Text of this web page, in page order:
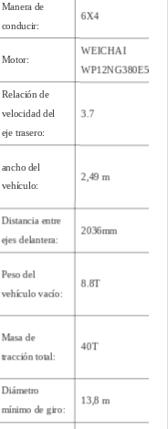
Manera de
conducir:
6X4
Motor:
WEICHAI
WP12NG380E50
Relación de
velocidad del
eje trasero:
3.7
ancho del
vehículo:
2,49 m
Distancia entre
ejes delantera:
2036mm
Peso del
vehículo vacío:
8.8T
Masa de
tracción total:
40T
Diámetro
mínimo de giro:
13,8 m